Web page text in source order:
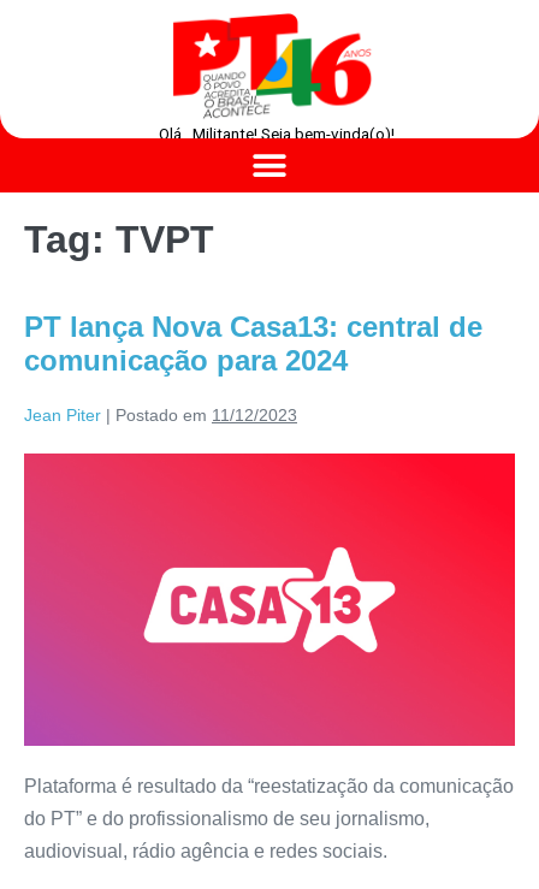
Olá , Militante! Seja bem-vinda(o)!
Tag: TVPT
PT lança Nova Casa13: central de
comunicação para 2024
Jean Piter | Postado em 11/12/2023
Plataforma é resultado da “reestatização da comunicação
do PT” e do profissionalismo de seu jornalismo,
audiovisual, rádio agência e redes sociais.